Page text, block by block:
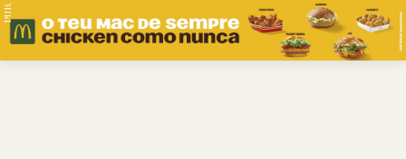
PUB.